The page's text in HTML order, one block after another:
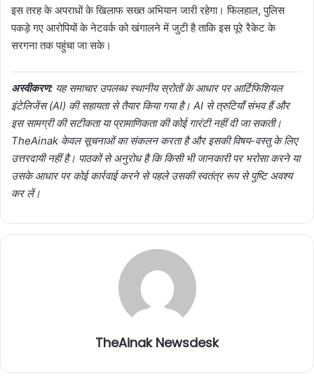
इस तरह के अपराधों के खिलाफ सख्त अभियान जारी रहेगा। फिलहाल, पुलिस
पकड़े गए आरोपियों के नेटवर्क को खंगालने में जुटी है ताकि इस पूरे रैकेट के
सरगना तक पहुंचा जा सके।
अस्वीकरण: यह समाचार उपलब्ध स्थानीय स्रोतों के आधार पर आर्टिफिशियल
इंटेलिजेंस (AI) की सहायता से तैयार किया गया है। AI से त्रुटियाँ संभव हैं और
इस सामग्री की सटीकता या प्रामाणिकता की कोई गारंटी नहीं दी जा सकती।
TheAinak केवल सूचनाओं का संकलन करता है और इसकी विषय-वस्तु के लिए
उत्तरदायी नहीं है। पाठकों से अनुरोध है कि किसी भी जानकारी पर भरोसा करने या
उसके आधार पर कोई कार्रवाई करने से पहले उसकी स्वतंत्र रूप से पुष्टि अवश्य
कर लें।
TheAinak Newsdesk